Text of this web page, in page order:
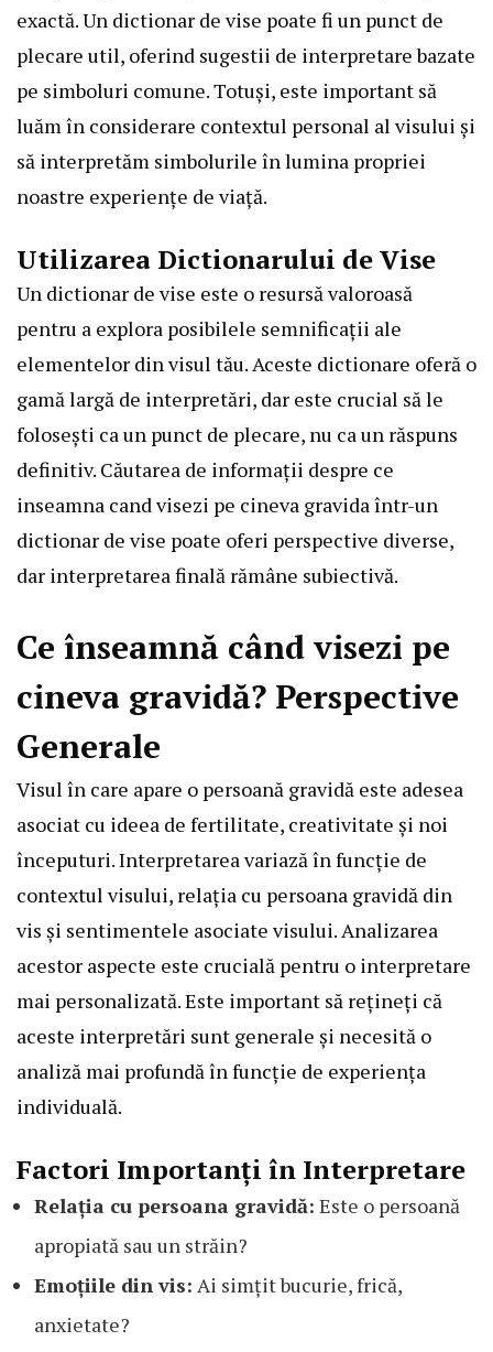
exactă. Un dictionar de vise poate fi un punct de
plecare util, oferind sugestii de interpretare bazate
pe simboluri comune. Totuși, este important să
luăm în considerare contextul personal al visului și
să interpretăm simbolurile în lumina propriei
noastre experiențe de viață.
Utilizarea Dictionarului de Vise
Un dictionar de vise este o resursă valoroasă
pentru a explora posibilele semnificații ale
elementelor din visul tău. Aceste dictionare oferă o
gamă largă de interpretări, dar este crucial să le
folosești ca un punct de plecare, nu ca un răspuns
definitiv. Căutarea de informații despre ce
inseamna cand visezi pe cineva gravida într-un
dictionar de vise poate oferi perspective diverse,
dar interpretarea finală rămâne subiectivă.
Ce înseamnă când visezi pe
cineva gravidă? Perspective
Generale
Visul în care apare o persoană gravidă este adesea
asociat cu ideea de fertilitate, creativitate și noi
începuturi. Interpretarea variază în funcție de
contextul visului, relația cu persoana gravidă din
vis și sentimentele asociate visului. Analizarea
acestor aspecte este crucială pentru o interpretare
mai personalizată. Este important să rețineți că
aceste interpretări sunt generale și necesită o
analiză mai profundă în funcție de experiența
individuală.
Factori Importanți în Interpretare
Relația cu persoana gravidă: Este o persoană
apropiată sau un străin?
Emoțiile din vis: Ai simțit bucurie, frică,
anxietate?